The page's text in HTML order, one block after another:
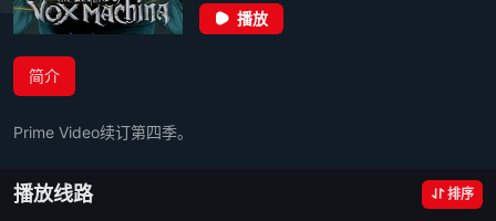
播放
简介
Prime Video续订第四季。
播放线路 排序